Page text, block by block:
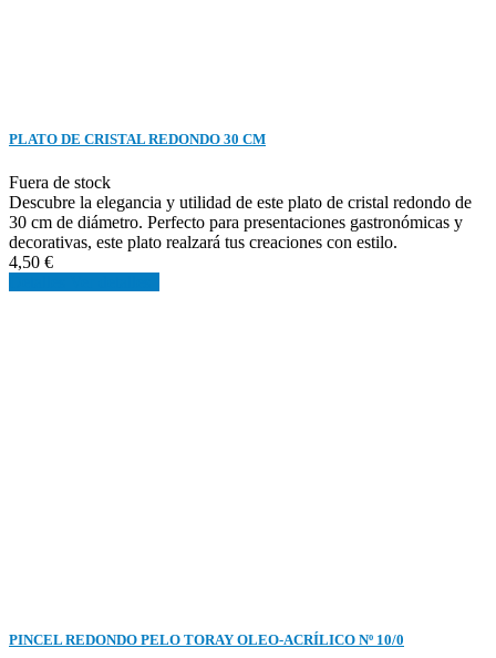
PLATO DE CRISTAL REDONDO 30 CM
Fuera de stock
Descubre la elegancia y utilidad de este plato de cristal redondo de
30 cm de diámetro. Perfecto para presentaciones gastronómicas y
decorativas, este plato realzará tus creaciones con estilo.
4,50 €
PINCEL REDONDO PELO TORAY OLEO-ACRÍLICO Nº 10/0